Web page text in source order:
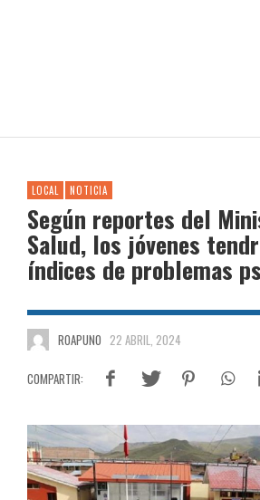
LOCAL NOTICIA
Según reportes del
Salud, los jóvenes
índices de problemas
ROAPUNO 22 ABRIL, 2024